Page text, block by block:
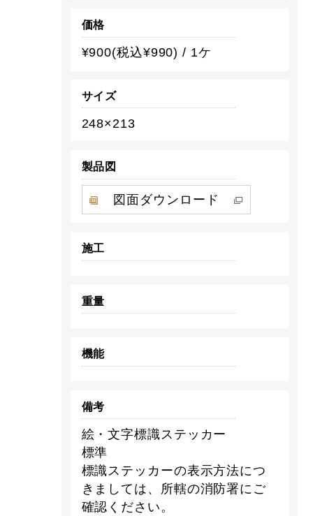
価格
¥900(税込¥990) / 1ケ
サイズ
248×213
製品図
図面ダウンロード
施工
重量
機能
備考
絵・文字標識ステッカー
標準
標識ステッカーの表示方法につ
きましては、所轄の消防署にご
確認ください。